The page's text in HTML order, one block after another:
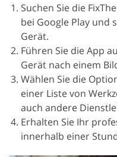
Suchen Sie die
bei Google Play und
Gerät.
Führen Sie die App
Gerät nach einem
Wählen Sie die
einer Liste von
auch andere
Erhalten Sie Ihr
innerhalb einer